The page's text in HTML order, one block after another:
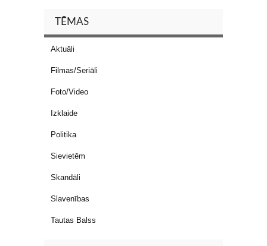
TĒMAS
Aktuāli
Filmas/Seriāli
Foto/Video
Izklaide
Politika
Sievietēm
Skandāli
Slavenības
Tautas Balss